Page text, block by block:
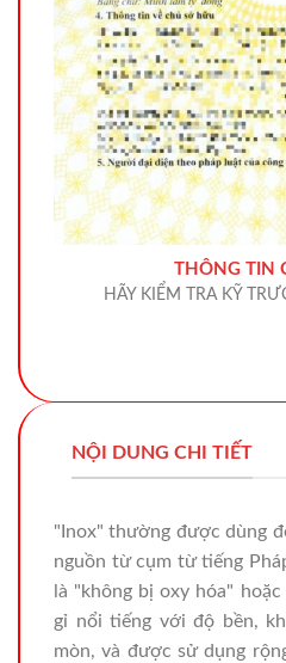
THÔNG TIN
HÃY KIỂM TRA KỸ
NỘI DUNG CHI TIẾT
"Inox" thường được dùng
nguồn từ cụm từ tiếng
là "không bị oxy hóa"
gỉ nổi tiếng với độ bền,
mòn, và được sử dụng